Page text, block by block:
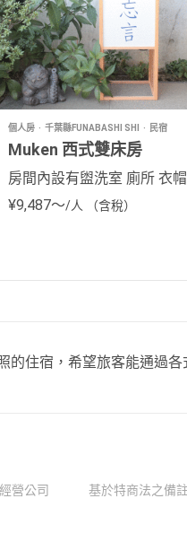
個人房 千葉縣FUNABASHI SHI 民宿
Muken 西式雙床房
房間內設有盥洗室 廁所 衣
¥9,487〜/人 （含稅）
的住宿，希望旅客能通過
經營公司 基於特商法之備註